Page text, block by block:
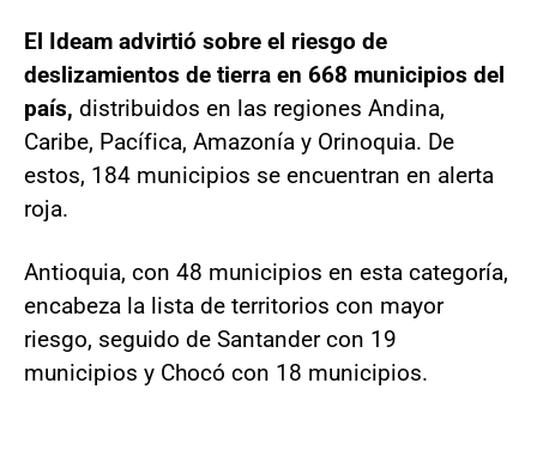
El Ideam advirtió sobre el riesgo de
deslizamientos de tierra en 668 municipios del
país, distribuidos en las regiones Andina,
Caribe, Pacífica, Amazonía y Orinoquia. De
estos, 184 municipios se encuentran en alerta
roja.
Antioquia, con 48 municipios en esta categoría,
encabeza la lista de territorios con mayor
riesgo, seguido de Santander con 19
municipios y Chocó con 18 municipios.